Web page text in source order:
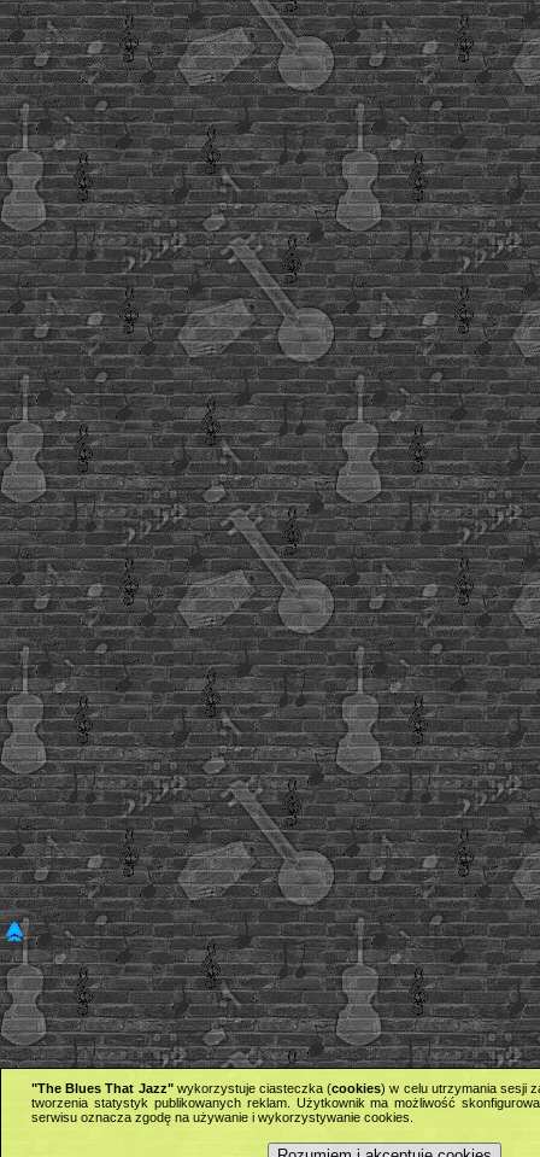
"The Blues That Jazz"wykorzystuje ciasteczka (cookies) w celu utrzymania sesji
tworzenia statystyk publikowanych reklam. Użytkownik ma możliwość
serwisu oznacza zgodę na używanie i wykorzystywanie cookies.